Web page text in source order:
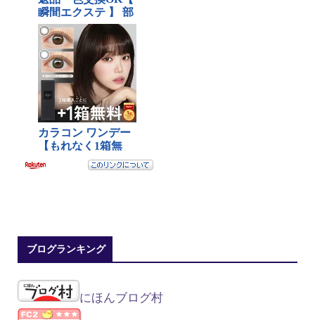
ブログランキング
にほんブログ村